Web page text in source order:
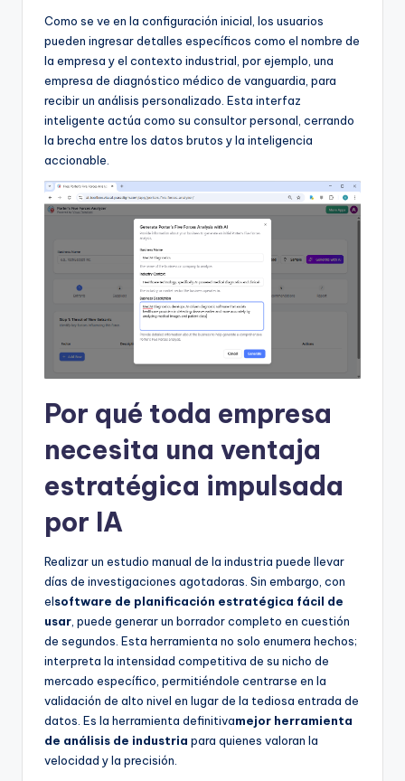
it
Como se ve en la configuración inicial, los usuarios
pueden ingresar detalles específicos como el nombre de
la empresa y el contexto industrial, por ejemplo, una
empresa de diagnóstico médico de vanguardia, para
recibir un análisis personalizado. Esta interfaz
inteligente actúa como su consultor personal, cerrando
la brecha entre los datos brutos y la inteligencia
accionable.
Por qué toda empresa
necesita una ventaja
estratégica impulsada
por IA
Realizar un estudio manual de la industria puede llevar
días de investigaciones agotadoras. Sin embargo, con
elsoftware de planificación estratégica fácil de
usar , puede generar un borrador completo en cuestión
de segundos. Esta herramienta no solo enumera hechos;
interpreta la intensidad competitiva de su nicho de
mercado específico, permitiéndole centrarse en la
validación de alto nivel en lugar de la tediosa entrada de
datos. Es la herramienta definitivamejor herramienta
de análisis de industria para quienes valoran la
velocidad y la precisión.